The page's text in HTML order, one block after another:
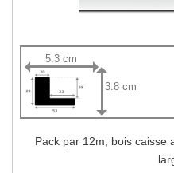
5.3 cm
3.8 cm
Pack par 12m, bois caisse